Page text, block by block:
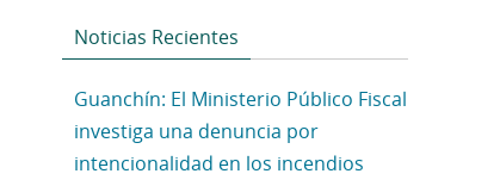
Noticias Recientes
Guanchín: El Ministerio Público Fiscal
investiga una denuncia por
intencionalidad en los incendios